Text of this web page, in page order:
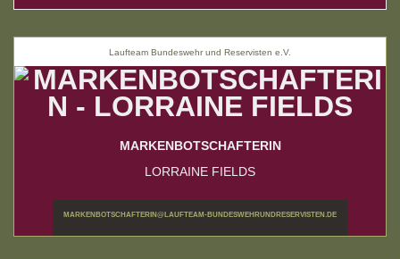
Laufteam Bundeswehr und Reservisten e.V.
MARKENBOTSCHAFTERIN
LORRAINE FIELDS
MARKENBOTSCHAFTERIN@LAUFTEAM-BUNDESWEHRUNDRESERVISTEN.DE